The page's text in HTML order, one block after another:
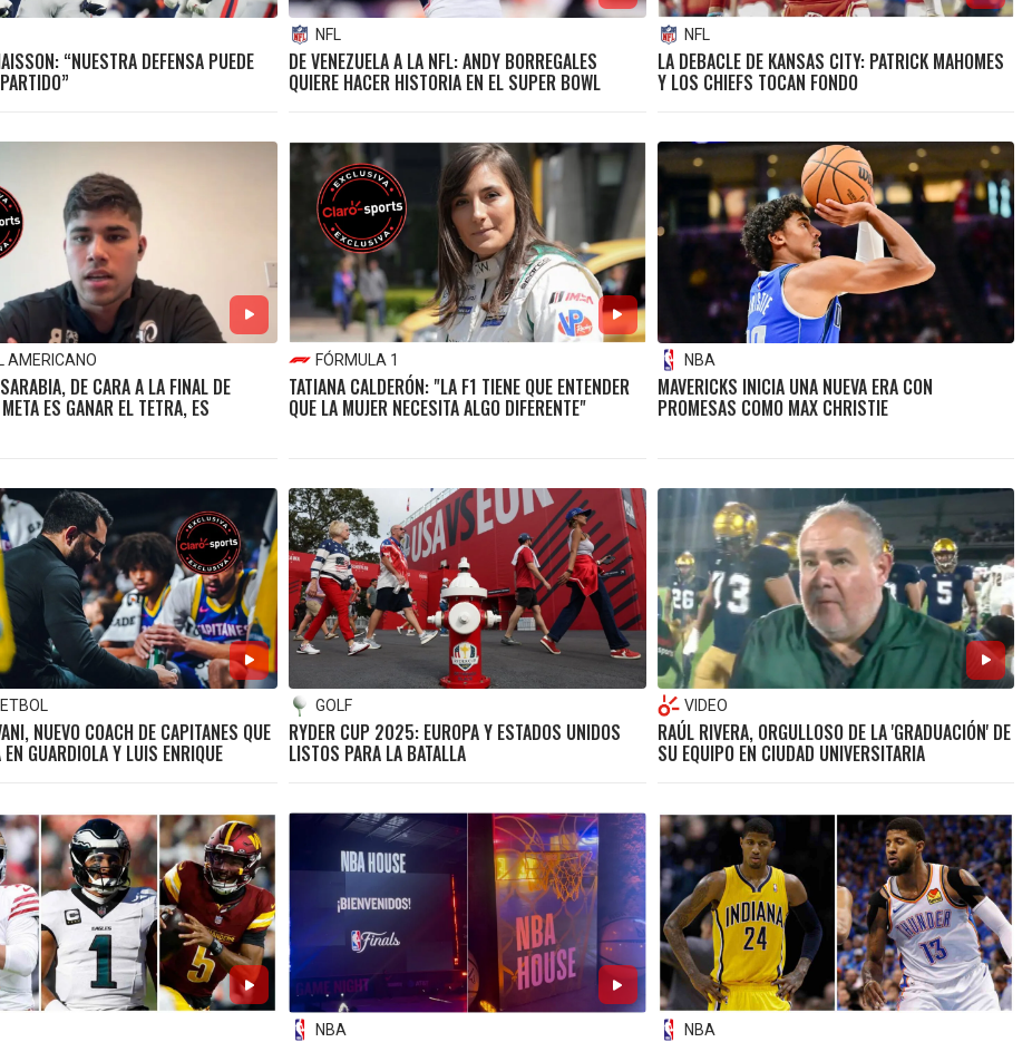
“NUESTRA DEFENSA PUEDE
NFL
DE VENEZUELA A LA NFL: ANDY BORREGALES
QUIERE HACER HISTORIA EN EL SUPER BOWL
NFL
LA DEBACLE DE KANSAS CITY: PATRICK MAHOMES
Y LOS CHIEFS TOCAN FONDO
AMERICANO
DE CARA A LA FINAL DE
ES GANAR EL TETRA, ES
FÓRMULA 1
TATIANA CALDERÓN: "LA F1 TIENE QUE ENTENDER
QUE LA MUJER NECESITA ALGO DIFERENTE"
NBA
MAVERICKS INICIA UNA NUEVA ERA CON
PROMESAS COMO MAX CHRISTIE
NUEVO COACH DE CAPITANES QUE
GUARDIOLA Y LUIS ENRIQUE
GOLF
RYDER CUP 2025: EUROPA Y ESTADOS UNIDOS
LISTOS PARA LA BATALLA
VIDEO
RAÚL RIVERA, ORGULLOSO DE LA 'GRADUACIÓN' DE
SU EQUIPO EN CIUDAD UNIVERSITARIA
NBA NBA